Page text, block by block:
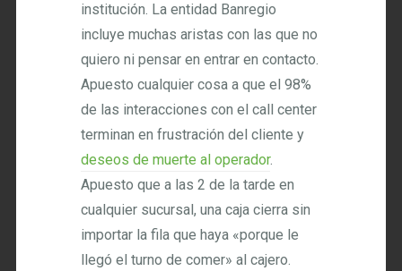
institución. La entidad Banregio
incluye muchas aristas con las que no
quiero ni pensar en entrar en contacto.
Apuesto cualquier cosa a que el 98%
de las interacciones con el call center
terminan en frustración del cliente y
deseos de muerte al operador.
Apuesto que a las 2 de la tarde en
cualquier sucursal, una caja cierra sin
importar la fila que haya «porque le
llegó el turno de comer» al cajero.